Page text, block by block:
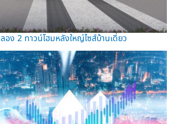
อง 2 ทาวน์โฮมหลังใหญ่ไซส์บ้านเดี่ยว